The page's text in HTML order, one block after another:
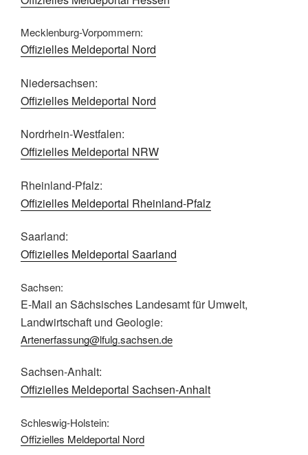
Mecklenburg-Vorpommern:
Offizielles Meldeportal Nord
Niedersachsen:
Offizielles Meldeportal Nord
Nordrhein-Westfalen:
Offizielles Meldeportal NRW
Rheinland-Pfalz:
Offizielles Meldeportal Rheinland-Pfalz
Saarland:
Offizielles Meldeportal Saarland
Sachsen:
E-Mail an Sächsisches Landesamt für Umwelt,
Landwirtschaft und Geologie:
Artenerfassung@lfulg.sachsen.de
Sachsen-Anhalt:
Offizielles Meldeportal Sachsen-Anhalt
Schleswig-Holstein:
Offizielles Meldeportal Nord